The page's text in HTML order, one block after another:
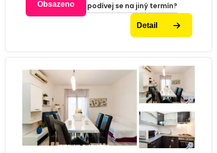
Obsazeno podívej se na jiný termín?
Detail